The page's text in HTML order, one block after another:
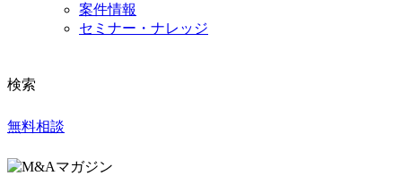
案件情報
セミナー・ナレッジ
検索
無料相談